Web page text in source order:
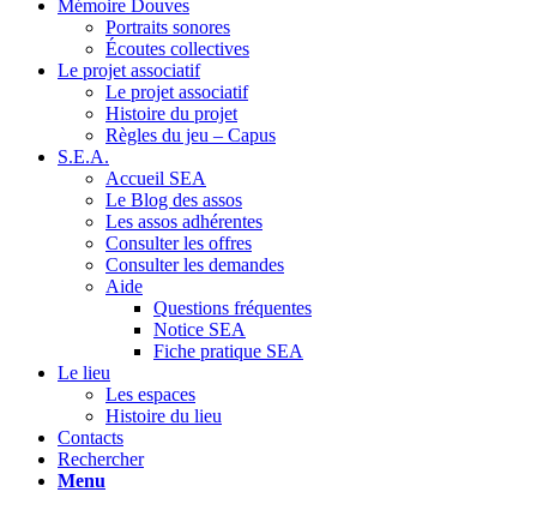
Mémoire Douves
Portraits sonores
Écoutes collectives
Le projet associatif
Le projet associatif
Histoire du projet
Règles du jeu – Capus
S.E.A.
Accueil SEA
Le Blog des assos
Les assos adhérentes
Consulter les offres
Consulter les demandes
Aide
Questions fréquentes
Notice SEA
Fiche pratique SEA
Le lieu
Les espaces
Histoire du lieu
Contacts
Rechercher
Menu